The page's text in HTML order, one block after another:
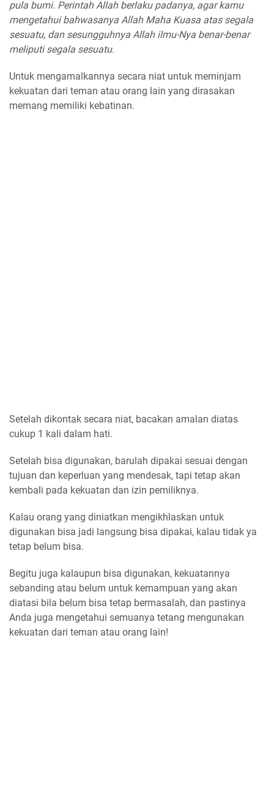
pula bumi. Perintah Allah berlaku padanya, agar kamu
mengetahui bahwasanya Allah Maha Kuasa atas segala
sesuatu, dan sesungguhnya Allah ilmu-Nya benar-benar
meliputi segala sesuatu.
Untuk mengamalkannya secara niat untuk meminjam
kekuatan dari teman atau orang lain yang dirasakan
memang memiliki kebatinan.
Setelah dikontak secara niat, bacakan amalan diatas
cukup 1 kali dalam hati.
Setelah bisa digunakan, barulah dipakai sesuai dengan
tujuan dan keperluan yang mendesak, tapi tetap akan
kembali pada kekuatan dan izin pemiliknya.
Kalau orang yang diniatkan mengikhlaskan untuk
digunakan bisa jadi langsung bisa dipakai, kalau tidak ya
tetap belum bisa.
Begitu juga kalaupun bisa digunakan, kekuatannya
sebanding atau belum untuk kemampuan yang akan
diatasi bila belum bisa tetap bermasalah, dan pastinya
Anda juga mengetahui semuanya tetang mengunakan
kekuatan dari teman atau orang lain!